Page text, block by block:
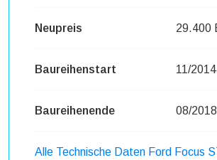
Neupreis 29.400
Baureihenstart 11/2014
Baureihenende 08/2018
Alle Technische Daten Ford Focus